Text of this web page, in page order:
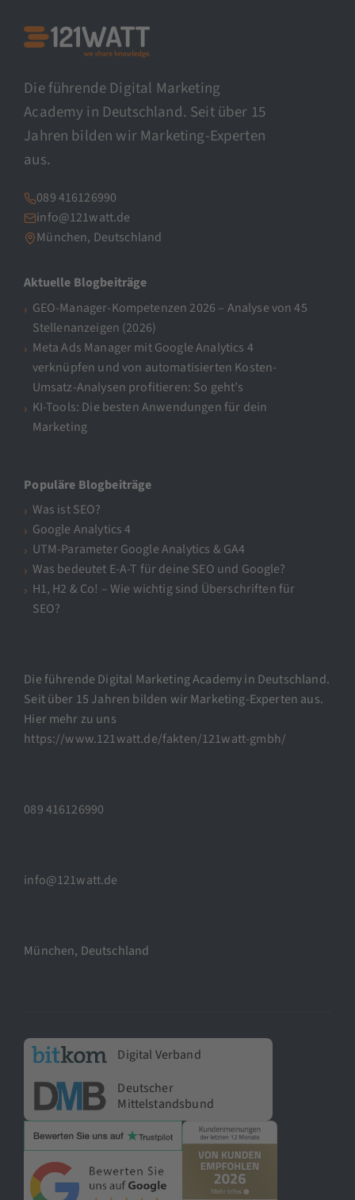
Die führende Digital Marketing
Academy in Deutschland. Seit über 15
Jahren bilden wir Marketing-Experten
aus.
089 416126990
info@121watt.de
München, Deutschland
Aktuelle Blogbeiträge
GEO-Manager-Kompetenzen 2026 – Analyse von 45
Stellenanzeigen (2026)
Meta Ads Manager mit Google Analytics 4
verknüpfen und von automatisierten Kosten-
Umsatz-Analysen profitieren: So geht’s
KI-Tools: Die besten Anwendungen für dein
Marketing
Populäre Blogbeiträge
Was ist SEO?
Google Analytics 4
UTM-Parameter Google Analytics & GA4
Was bedeutet E-A-T für deine SEO und Google?
H1, H2 & Co! – Wie wichtig sind Überschriften für
SEO?
Die führende Digital Marketing Academy in Deutschland.
Seit über 15 Jahren bilden wir Marketing-Experten aus.
Hier mehr zu uns
https://www.121watt.de/fakten/121watt-gmbh/
089 416126990
info@121watt.de
München, Deutschland
Digital Verband
Deutscher
Mittelstandsbund